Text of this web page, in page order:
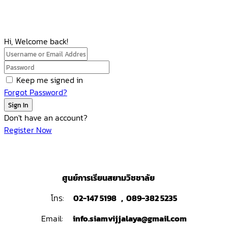
Hi, Welcome back!
Keep me signed in
Forgot Password?
Sign In
Don't have an account?
Register Now
ศูนย์การเรียนสยามวิชชาลัย
โทร:
02-147 5198 , 089-382 5235
Email:
info.siamvijjalaya@gmail.com